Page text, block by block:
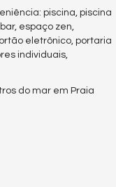
piscina, piscina
espaço zen,
eletrônico, portaria
individuais,
do mar em Praia